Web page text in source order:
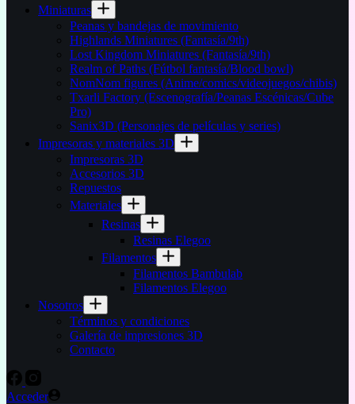
Miniaturas
Peanas y bandejas de movimiento
Highlands Miniatures (Fantasía/9th)
Lost Kingdom Miniatures (Fantasía/9th)
Realm of Paths (Fútbol fantasía/Blood bowl)
NomNom figures (Anime/comics/videojuegos/chibis)
Txarli Factory (Escenografía/Peanas Escénicas/Cube
Pro)
Sanix3D (Personajes de películas y series)
Impresoras y materiales 3D
Impresoras 3D
Accesorios 3D
Repuestos
Materiales
Resinas
Resinas Elegoo
Filamentos
Filamentos Bambulab
Filamentos Elegoo
Nosotros
Términos y condiciones
Galería de impresiones 3D
Contacto
Acceder